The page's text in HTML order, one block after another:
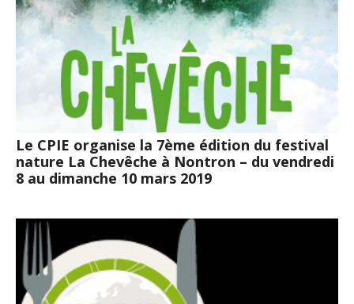
Le CPIE organise la 7ème édition du festival
nature La Chevêche à Nontron – du vendredi
8 au dimanche 10 mars 2019